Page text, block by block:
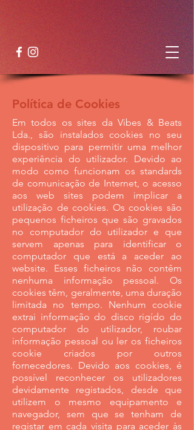
Política de Cookies
Em todos os sites da Vibes & Beats
Lda., são instalados cookies no seu
dispositivo para permitir uma melhor
experiência do utilizador. Devido ao
modo como funcionam os standards
de comunicação de Internet, o acesso
aos web sites podem implicar a
utilização de cookies. Os cookies são
pequenos ficheiros que são gravados
no computador do utilizador e que
servem apenas para identificar o
computador que está a aceder ao
website. Esses ficheiros não contêm
nenhuma informação pessoal. Os
cookies têm, geralmente, uma duração
limitada no tempo. Nenhum cookie
extrai informação do disco rigído do
computador do utilizador, roubar
informação pessoal ou ler os ficheiros
cookie criados por outros
fornecedores. Devido aos cookies, é
possível reconhecer os utilizadores
devidamente registados, desde que
utilizem o mesmo equipamento e
navegador, sem que se tenham de
registar em cada visita para aceder às